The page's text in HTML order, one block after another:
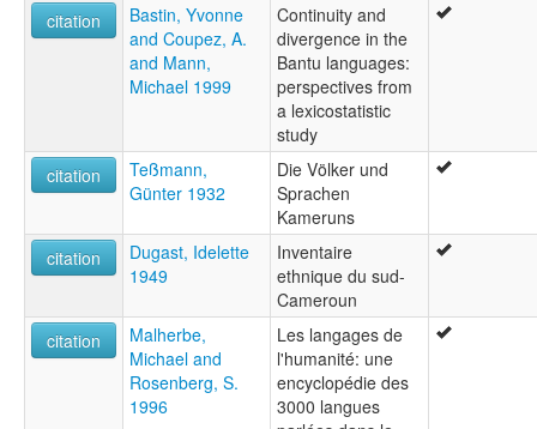
citation
Bastin, Yvonne
and Coupez, A.
and Mann,
Michael 1999
Continuity and
divergence in the
Bantu languages:
perspectives from
a lexicostatistic
study
citation
Teßmann,
Günter 1932
Die Völker und
Sprachen
Kameruns
citation
Dugast, Idelette
1949
Inventaire
ethnique du sud-
Cameroun
citation
Malherbe,
Michael and
Rosenberg, S.
1996
Les langages de
l'humanité: une
encyclopédie des
3000 langues